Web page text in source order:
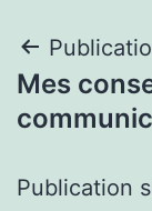
de
Mes
Publication